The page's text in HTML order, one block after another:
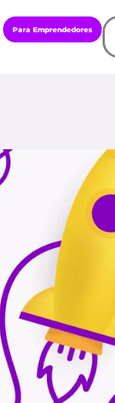
Para Emprendedores